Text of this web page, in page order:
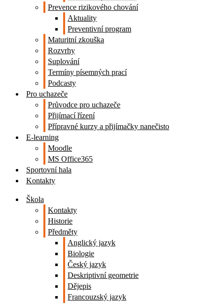
Prevence rizikového chování
Aktuality
Preventivní program
Maturitní zkouška
Rozvrhy
Suplování
Termíny písemných prací
Podcasty
Pro uchazeče
Průvodce pro uchazeče
Přijímací řízení
Přípravné kurzy a přijímačky nanečisto
E-learning
Moodle
MS Office365
Sportovní hala
Kontakty
Škola
Kontakty
Historie
Předměty
Anglický jazyk
Biologie
Český jazyk
Deskriptivní geometrie
Dějepis
Francouzský jazyk